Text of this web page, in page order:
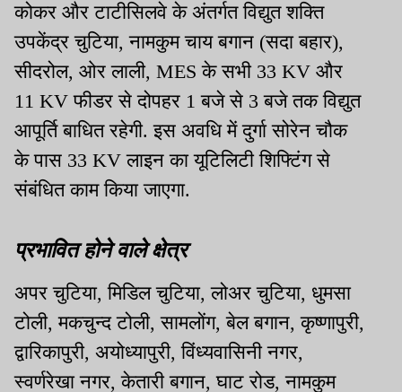
कोकर और टाटीसिलवे के अंतर्गत विद्युत शक्ति
उपकेंद्र चुटिया, नामकुम चाय बगान (सदा बहार),
सीदरोल, ओर लाली, MES के सभी 33 KV और
11 KV फीडर से दोपहर 1 बजे से 3 बजे तक विद्युत
आपूर्ति बाधित रहेगी. इस अवधि में दुर्गा सोरेन चौक
के पास 33 KV लाइन का यूटिलिटी शिफ्टिंग से
संबंधित काम किया जाएगा.
प्रभावित होने वाले क्षेत्र
अपर चुटिया, मिडिल चुटिया, लोअर चुटिया, धुमसा
टोली, मकचुन्द टोली, सामलोंग, बेल बगान, कृष्णापुरी,
द्वारिकापुरी, अयोध्यापुरी, विंध्यवासिनी नगर,
स्वर्णरेखा नगर, केतारी बगान, घाट रोड, नामकुम